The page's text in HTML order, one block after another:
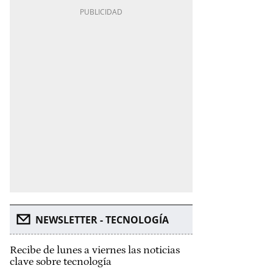
NEWSLETTER - TECNOLOGÍA
Recibe de lunes a viernes las noticias
clave sobre tecnología